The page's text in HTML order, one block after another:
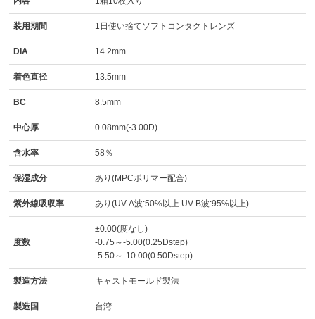
装用期間 1日使い捨てソフトコンタクトレンズ
DIA 14.2mm
着色直径 13.5mm
BC 8.5mm
中心厚 0.08mm(-3.00D)
含水率 58％
保湿成分 あり(MPCポリマー配合)
紫外線吸収率 あり(UV-A波:50%以上 UV-B波:95%以上)
度数
±0.00(度なし)
-0.75～-5.00(0.25Dstep)
-5.50～-10.00(0.50Dstep)
製造方法 キャストモールド製法
製造国 台湾